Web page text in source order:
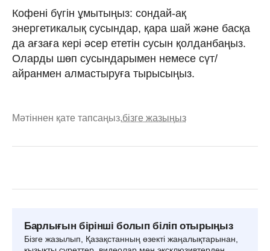
Кофені бүгін ұмытыңыз: сондай-ақ
энергетикалық сусындар, қара шай және басқа
да ағзаға кері әсер ететін сусын қолданбаңыз.
Оларды шөп сусындарымен немесе сүт/
айранмен алмастыруға тырысыңыз.
Мәтіннен қате тапсаңыз,бізге жазыңыз
Барлығын бірінші болып біліп отырыңыз
Бізге жазылып, Қазақстанның өзекті жаңалықтарынан,